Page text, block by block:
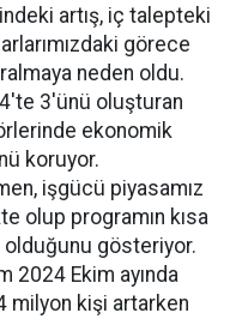
artış, iç talepteki
görece
neden oldu.
3'ünü oluşturan
ekonomik
koruyor.
işgücü piyasamız
olup programın kısa
olduğunu gösteriyor.
Ekim ayında
milyon kişi artarken